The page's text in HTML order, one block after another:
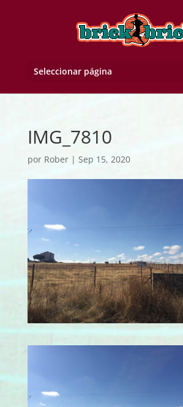
Seleccionar página
IMG_7810
por Rober| Sep 15, 2020